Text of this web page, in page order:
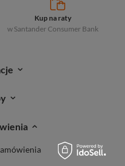
Kup na raty
w Santander Consumer Bank